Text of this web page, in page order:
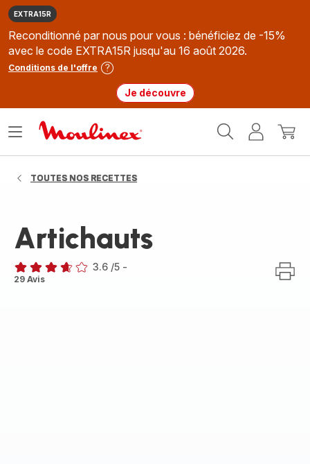
EXTRA15R
Reconditionné par nous pour vous : bénéficiez de -15%
avec le code EXTRA15R jusqu'au 16 août 2026.
Conditions de l'offre
Je découvre
MonMon
Ouvrir
TOUTES NOS RECETTES
Artichauts
ratings.3.6
3.6 /5 -
29 Avis